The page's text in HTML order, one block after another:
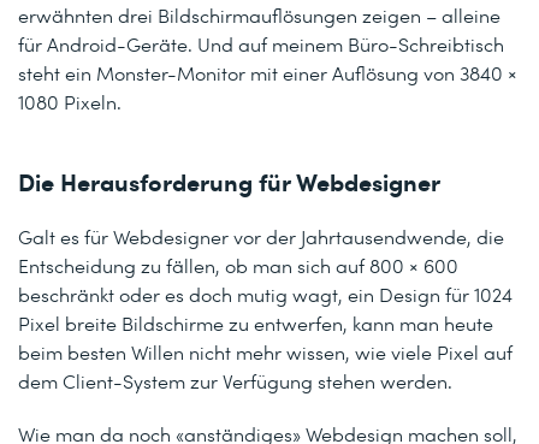
erwähnten drei Bildschirmauflösungen zeigen – alleine
für Android-Geräte. Und auf meinem Büro-Schreibtisch
steht ein Monster-Monitor mit einer Auflösung von 3840 ×
1080 Pixeln.
Die Herausforderung für Webdesigner
Galt es für Webdesigner vor der Jahrtausendwende, die
Entscheidung zu fällen, ob man sich auf 800 × 600
beschränkt oder es doch mutig wagt, ein Design für 1024
Pixel breite Bildschirme zu entwerfen, kann man heute
beim besten Willen nicht mehr wissen, wie viele Pixel auf
dem Client-System zur Verfügung stehen werden.
Wie man da noch «anständiges» Webdesign machen soll,